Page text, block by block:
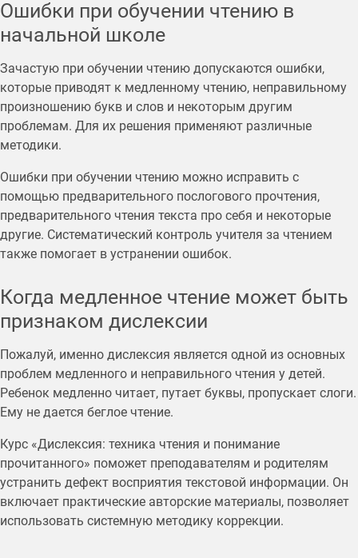
Ошибки при обучении чтению в
начальной школе
Зачастую при обучении чтению допускаются ошибки,
которые приводят к медленному чтению, неправильному
произношению букв и слов и некоторым другим
проблемам. Для их решения применяют различные
методики.
Ошибки при обучении чтению можно исправить с
помощью предварительного послогового прочтения,
предварительного чтения текста про себя и некоторые
другие. Систематический контроль учителя за чтением
также помогает в устранении ошибок.
Когда медленное чтение может быть
признаком дислексии
Пожалуй, именно дислексия является одной из основных
проблем медленного и неправильного чтения у детей.
Ребенок медленно читает, путает буквы, пропускает слоги.
Ему не дается беглое чтение.
Курс «Дислексия: техника чтения и понимание
прочитанного» поможет преподавателям и родителям
устранить дефект восприятия текстовой информации. Он
включает практические авторские материалы, позволяет
использовать системную методику коррекции.